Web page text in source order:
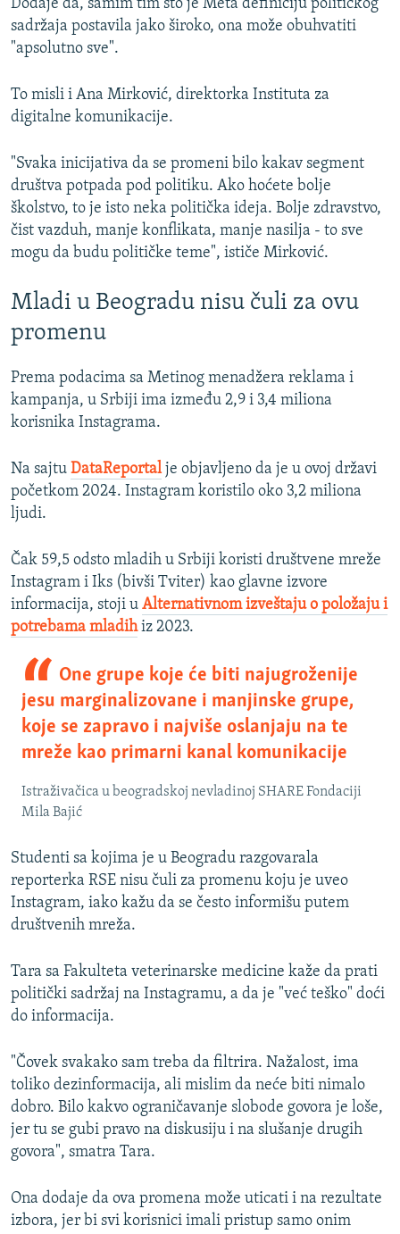
Dodaje da, samim tim što je Meta definiciju političkog
sadržaja postavila jako široko, ona može obuhvatiti
"apsolutno sve".
To misli i Ana Mirković, direktorka Instituta za
digitalne komunikacije.
"Svaka inicijativa da se promeni bilo kakav segment
društva potpada pod politiku. Ako hoćete bolje
školstvo, to je isto neka politička ideja. Bolje zdravstvo,
čist vazduh, manje konflikata, manje nasilja - to sve
mogu da budu političke teme", ističe Mirković.
Mladi u Beogradu nisu čuli za ovu
promenu
Prema podacima sa Metinog menadžera reklama i
kampanja, u Srbiji ima između 2,9 i 3,4 miliona
korisnika Instagrama.
Na sajtu DataReportalje objavljeno da je u ovoj državi
početkom 2024. Instagram koristilo oko 3,2 miliona
ljudi.
Čak 59,5 odsto mladih u Srbiji koristi društvene mreže
Instagram i Iks (bivši Tviter) kao glavne izvore
informacija, stoji u Alternativnom izveštaju o položaju i
potrebama mladihiz 2023.
One grupe koje će biti najugroženije
jesu marginalizovane i manjinske grupe,
koje se zapravo i najviše oslanjaju na te
mreže kao primarni kanal komunikacije
Istraživačica u beogradskoj nevladinoj SHARE Fondaciji
Mila Bajić
Studenti sa kojima je u Beogradu razgovarala
reporterka RSE nisu čuli za promenu koju je uveo
Instagram, iako kažu da se često informišu putem
društvenih mreža.
Tara sa Fakulteta veterinarske medicine kaže da prati
politički sadržaj na Instagramu, a da je "već teško" doći
do informacija.
"Čovek svakako sam treba da filtrira. Nažalost, ima
toliko dezinformacija, ali mislim da neće biti nimalo
dobro. Bilo kakvo ograničavanje slobode govora je loše,
jer tu se gubi pravo na diskusiju i na slušanje drugih
govora", smatra Tara.
Ona dodaje da ova promena može uticati i na rezultate
izbora, jer bi svi korisnici imali pristup samo onim